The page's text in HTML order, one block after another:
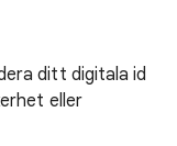
ditt digitala id
eller